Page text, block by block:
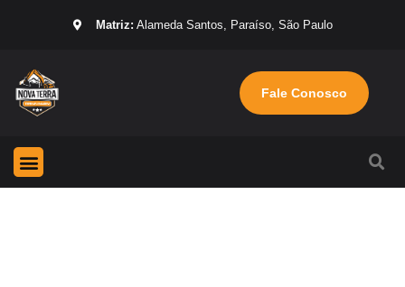
Matriz: Alameda Santos, Paraíso, São Paulo
Fale Conosco